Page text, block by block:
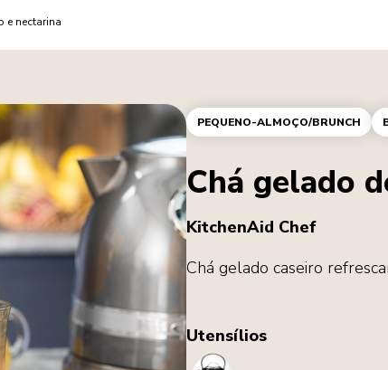
e nectarina
PEQUENO-ALMOÇO/BRUNCH
Chá gelado
KitchenAid Chef
Chá gelado caseiro
Utensílios
Kettle